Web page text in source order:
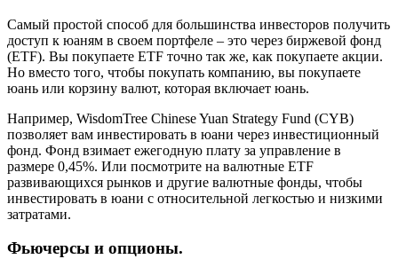
Самый простой способ для большинства инвесторов получить
доступ к юаням в своем портфеле – это через биржевой фонд
(ETF). Вы покупаете ETF точно так же, как покупаете акции.
Но вместо того, чтобы покупать компанию, вы покупаете
юань или корзину валют, которая включает юань.
Например, WisdomTree Chinese Yuan Strategy Fund (CYB)
позволяет вам инвестировать в юани через инвестиционный
фонд. Фонд взимает ежегодную плату за управление в
размере 0,45%. Или посмотрите на валютные ETF
развивающихся рынков и другие валютные фонды, чтобы
инвестировать в юани с относительной легкостью и низкими
затратами.
Фьючерсы и опционы.